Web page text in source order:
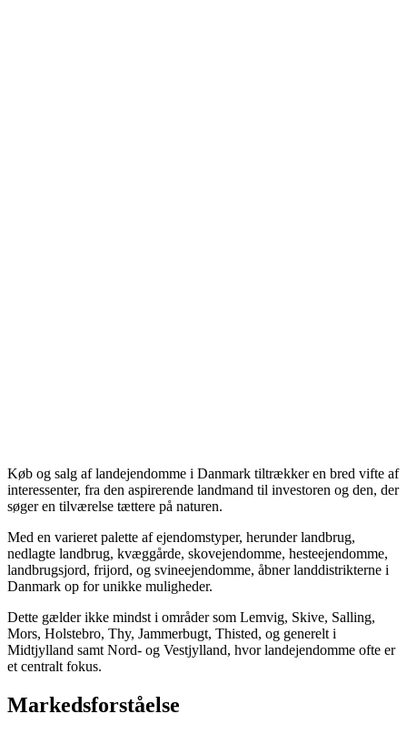
Køb og salg af landejendomme i Danmark tiltrækker en bred vifte af
interessenter, fra den aspirerende landmand til investoren og den, der
søger en tilværelse tættere på naturen.
Med en varieret palette af ejendomstyper, herunder landbrug,
nedlagte landbrug, kvæggårde, skovejendomme, hesteejendomme,
landbrugsjord, frijord, og svineejendomme, åbner landdistrikterne i
Danmark op for unikke muligheder.
Dette gælder ikke mindst i områder som Lemvig, Skive, Salling,
Mors, Holstebro, Thy, Jammerbugt, Thisted, og generelt i
Midtjylland samt Nord- og Vestjylland, hvor landejendomme ofte er
et centralt fokus.
Markedsforståelse